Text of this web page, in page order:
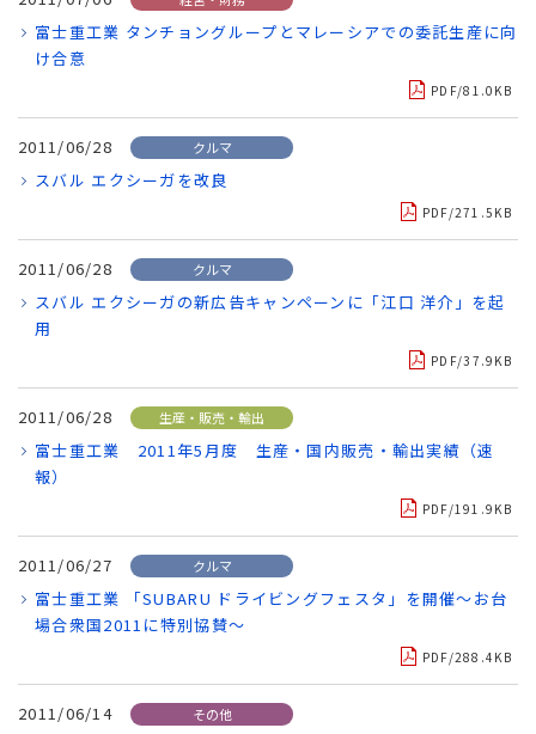
富士重工業 タンチョングループとマレーシアでの委託生産に向
け合意
PDF/81.0KB
2011/06/28 クルマ
スバル エクシーガを改良
PDF/271.5KB
2011/06/28 クルマ
スバル エクシーガの新広告キャンペーンに「江口 洋介」を起
用
PDF/37.9KB
2011/06/28 生産・販売・輸出
富士重工業 2011年5月度 生産・国内販売・輸出実績（速
報）
PDF/191.9KB
2011/06/27 クルマ
富士重工業 「SUBARU ドライビングフェスタ」を開催～お台
場合衆国2011に特別協賛～
PDF/288.4KB
2011/06/14 その他